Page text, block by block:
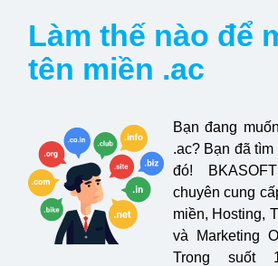
Làm thế nào để
tên miền .ac
Bạn đang
.ac? Bạn đã
đó!
chuyên cung
miền, Hosting,
và Marketing
Trong suốt